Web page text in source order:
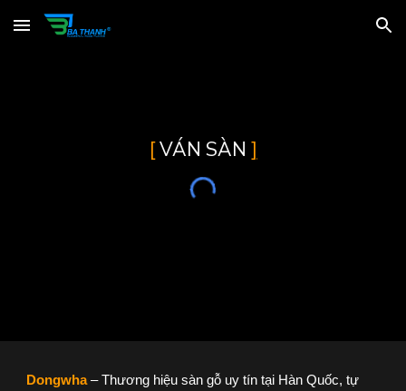
Skip to main content Skip to navigation
[VÁN SÀN ]
Dongwha– Thương hiệu sàn gỗ uy tín tại Hàn Quốc, tự